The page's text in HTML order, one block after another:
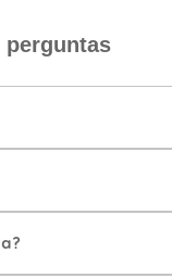
perguntas